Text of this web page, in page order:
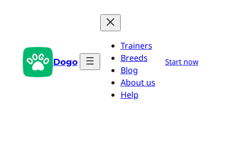
Dogo
Trainers
Breeds
Blog
About us
Help
Start now